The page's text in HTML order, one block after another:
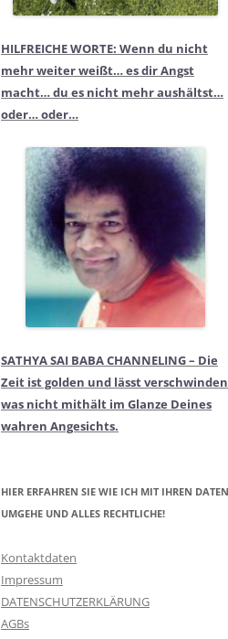
HILFREICHE WORTE: Wenn du nicht
mehr weiter weißt… es dir Angst
macht… du es nicht mehr aushältst…
oder… oder…
SATHYA SAI BABA CHANNELING – Die
Zeit ist golden und lässt verschwinden
was nicht mithält im Glanze Deines
wahren Angesichts.
HIER ERFAHREN SIE WIE ICH MIT IHREN DATEN
UMGEHE UND ALLES RECHTLICHE!
Kontaktdaten
Impressum
DATENSCHUTZERKLÄRUNG
AGBs